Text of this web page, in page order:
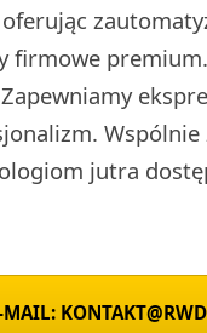
firmowe
Wspólnie
jutra
MAIL: